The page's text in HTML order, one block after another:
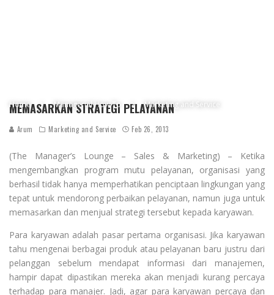
Home Managerial How To Marketing and Service
MEMASARKAN STRATEGI PELAYANAN
Arum Marketing and Service Feb 26, 2013
(The Manager’s Lounge – Sales & Marketing) – Ketika
mengembangkan program mutu pelayanan, organisasi yang
berhasil tidak hanya memperhatikan penciptaan lingkungan yang
tepat untuk mendorong perbaikan pelayanan, namun juga untuk
memasarkan dan menjual strategi tersebut kepada karyawan.
Para karyawan adalah pasar pertama organisasi. Jika karyawan
tahu mengenai berbagai produk atau pelayanan baru justru dari
pelanggan sebelum mendapat informasi dari manajemen,
hampir dapat dipastikan mereka akan menjadi kurang percaya
terhadap para manajer. Jadi, agar para karyawan percaya dan